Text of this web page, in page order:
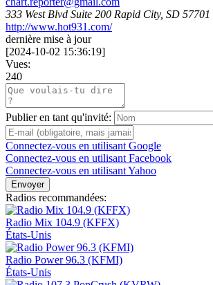
333 West Blvd Suite 200 Rapid City, SD 57701
http://www.hot931.com/
dernière mise à jour
[2024-10-02 15:36:19]
Vues:
240
Publier en tant qu'invité:
Connectez-vous en utilisant Google
Connectez-vous en utilisant Facebook
Connectez-vous en utilisant Yahoo
Envoyer
Radios recommandées:
Radio Mix 104.9 (KFFX)
États-Unis
Radio Power 96.3 (KFMI)
États-Unis